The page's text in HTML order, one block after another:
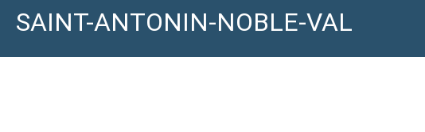
SAINT-ANTONIN-NOBLE-VAL